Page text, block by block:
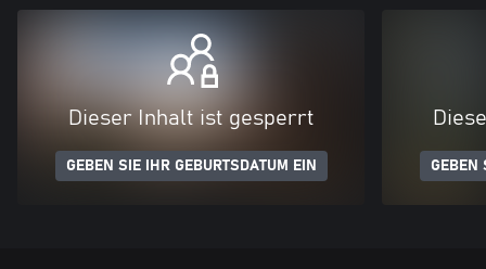
Dieser Inhalt ist gesperrt
GEBEN SIE IHR GEBURTSDATUM EIN GEBEN